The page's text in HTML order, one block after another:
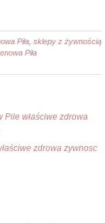
Piła sklepy z żywnością
Piła
właściwe zdrowa
zdrowa zywnosc